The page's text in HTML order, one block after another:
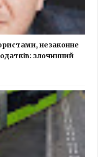
незаконне
злочинний